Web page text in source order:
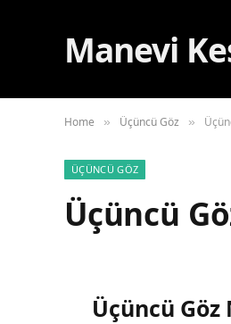
Manevi
Home » Üçüncü Göz »
ÜÇÜNCÜ GÖZ
Üçüncü
Üçüncü